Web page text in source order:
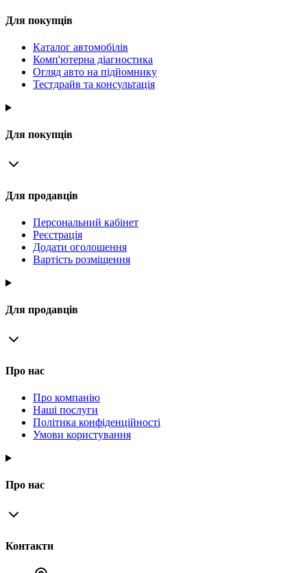
Для покупців
Каталог автомобілів
Комп'ютерна діагностика
Огляд авто на підйомнику
Тестдрайв та консультація
Для покупців
Для продавців
Персональний кабінет
Реєстрація
Додати оголошення
Вартість розміщення
Для продавців
Про нас
Про компанію
Наші послуги
Політика конфіденційності
Умови користування
Про нас
Контакти